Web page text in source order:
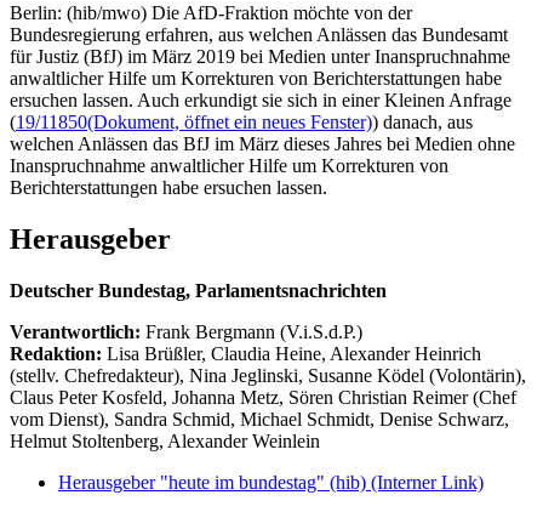
Berlin: (hib/mwo) Die AfD-Fraktion möchte von der
Bundesregierung erfahren, aus welchen Anlässen das Bundesamt
für Justiz (BfJ) im März 2019 bei Medien unter Inanspruchnahme
anwaltlicher Hilfe um Korrekturen von Berichterstattungen habe
ersuchen lassen. Auch erkundigt sie sich in einer Kleinen Anfrage
(19/11850(Dokument, öffnet ein neues Fenster)) danach, aus
welchen Anlässen das BfJ im März dieses Jahres bei Medien ohne
Inanspruchnahme anwaltlicher Hilfe um Korrekturen von
Berichterstattungen habe ersuchen lassen.
Herausgeber
Deutscher Bundestag, Parlamentsnachrichten
Verantwortlich: Frank Bergmann (V.i.S.d.P.)
Redaktion: Lisa Brüßler, Claudia Heine, Alexander Heinrich
(stellv. Chefredakteur), Nina Jeglinski, Susanne Ködel (Volontärin),
Claus Peter Kosfeld, Johanna Metz, Sören Christian Reimer (Chef
vom Dienst), Sandra Schmid, Michael Schmidt, Denise Schwarz,
Helmut Stoltenberg, Alexander Weinlein
Herausgeber "heute im bundestag" (hib) (Interner Link)